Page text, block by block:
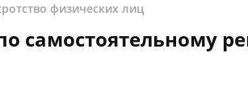
физических лиц
самостоятельному